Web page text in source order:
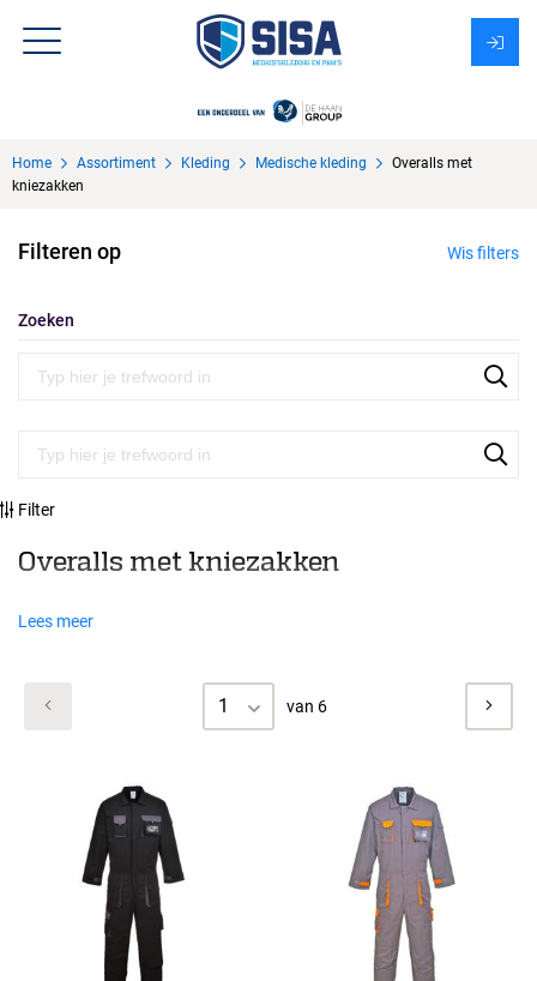
Over Sisa
Home Assortiment Kleding Medische kleding
Overalls met
kniezakken
Filteren op Wis filters
Zoeken
Filter
Overalls met kniezakken
Lees meer
1 van 6